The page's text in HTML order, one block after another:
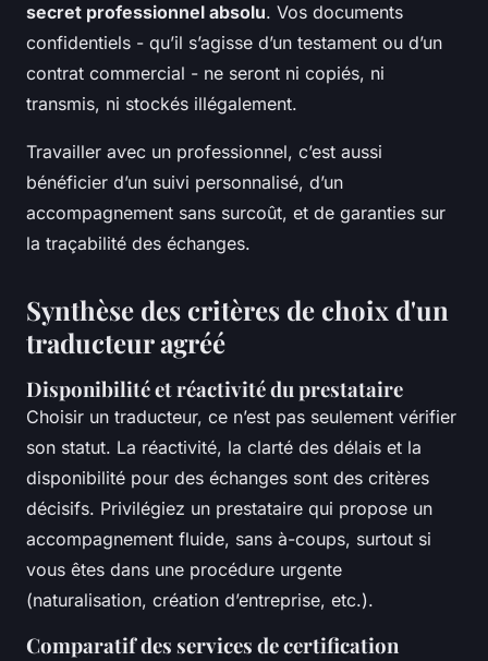
secret professionnel absolu. Vos documents
confidentiels - qu’il s’agisse d’un testament ou d’un
contrat commercial - ne seront ni copiés, ni
transmis, ni stockés illégalement.
Travailler avec un professionnel, c’est aussi
bénéficier d’un suivi personnalisé, d’un
accompagnement sans surcoût, et de garanties sur
la traçabilité des échanges.
Synthèse des critères de choix d'un
traducteur agréé
Disponibilité et réactivité du prestataire
Choisir un traducteur, ce n’est pas seulement vérifier
son statut. La réactivité, la clarté des délais et la
disponibilité pour des échanges sont des critères
décisifs. Privilégiez un prestataire qui propose un
accompagnement fluide, sans à-coups, surtout si
vous êtes dans une procédure urgente
(naturalisation, création d’entreprise, etc.).
Comparatif des services de certification